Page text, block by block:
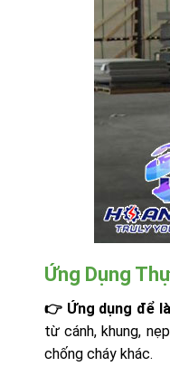
Ứng Dụng
👉 Ứng dụng để
từ cánh, khung,
chống cháy khác.